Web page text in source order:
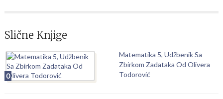
Slične Knjige
0
Matematika 5, Udžbenik Sa
Zbirkom Zadataka Od Olivera
Todorović